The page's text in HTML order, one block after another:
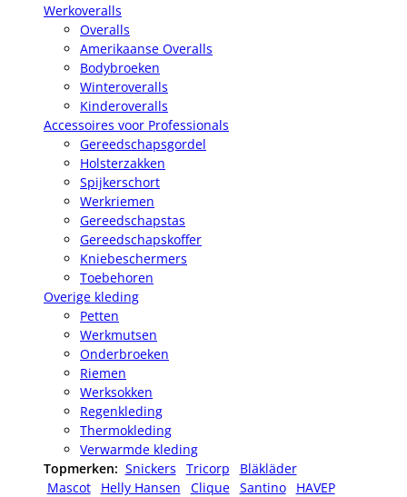
Werkoveralls
Overalls
Amerikaanse Overalls
Bodybroeken
Winteroveralls
Kinderoveralls
Accessoires voor Professionals
Gereedschapsgordel
Holsterzakken
Spijkerschort
Werkriemen
Gereedschapstas
Gereedschapskoffer
Kniebeschermers
Toebehoren
Overige kleding
Petten
Werkmutsen
Onderbroeken
Riemen
Werksokken
Regenkleding
Thermokleding
Verwarmde kleding
Topmerken: Snickers Tricorp
Bläkläder
Mascot
Helly Hansen Clique Santino
HAVEP